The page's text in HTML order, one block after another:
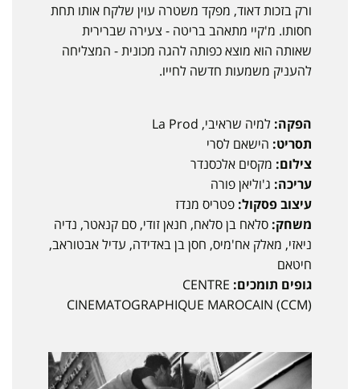
ורק בזכות דאוד, מפקד משטרה עוין שלקח אותו תחת
חסותו. מ'קיי מתאהב בריטה - צעירה שברירית
שאותה הוא מוצא כפותה להגה מכונית - המצליחה
להעניק משמעות חדשה לחייו.
הפקה: למיה שראיבי, La Prod
תסריט: הישאם לסרי
צילום: מקסים אלכסנדר
עריכה: ג'וליאן פורה
עיצוב פסקול: פטריס מנדז
משחק: סלאח בן סלאח, חנאן זודי, סם קנאטר, נדיה
ניאזי, מאלק אח'מיס, חסן בן באדידה, עדיל אבטוראב,
חיטאם
גופים תומכים: CENTRE
CINEMATOGRAPHIQUE MAROCAIN (CCM)